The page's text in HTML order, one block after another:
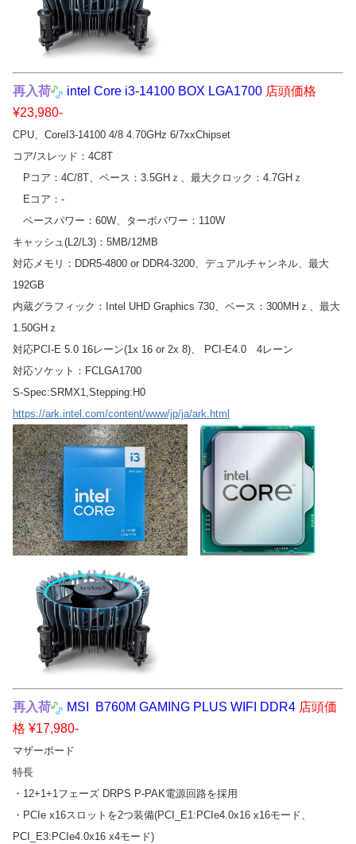
再入荷 intel Core i3-14100 BOX LGA1700 店頭価格
¥23,980-
CPU、CoreI3-14100 4/8 4.70GHz 6/7xxChipset
コア/スレッド：4C8T
Pコア：4C/8T、ベース：3.5GHｚ、最大クロック：4.7GHｚ
Eコア：-
ベースパワー：60W、ターボパワー：110W
キャッシュ(L2/L3)：5MB/12MB
対応メモリ：DDR5-4800 or DDR4-3200、デュアルチャンネル、最大
192GB
内蔵グラフィック：Intel UHD Graphics 730、ベース：300MHｚ、最大
1.50GHｚ
対応PCI-E 5.0 16レーン(1x 16 or 2x 8)、 PCI-E4.0 4レーン
対応ソケット：FCLGA1700
S-Spec:SRMX1,Stepping:H0
https://ark.intel.com/content/www/jp/ja/ark.html
再入荷 MSI B760M GAMING PLUS WIFI DDR4 店頭価
格 ¥17,980-
マザーボード
特長
・12+1+1フェーズ DRPS P-PAK電源回路を採用
・PCIe x16スロットを2つ装備(PCI_E1:PCIe4.0x16 x16モード、
PCI_E3:PCIe4.0x16 x4モード)